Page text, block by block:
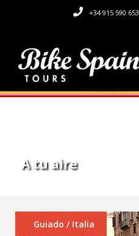
+34 915 590 653
A tu aire
Guiado / Italia